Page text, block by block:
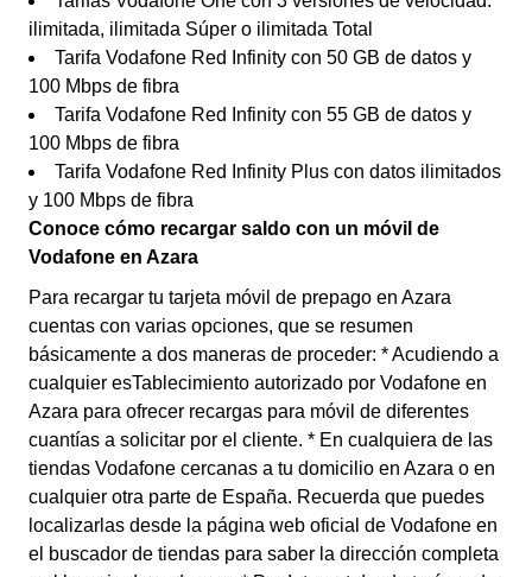
ilimitada, ilimitada Súper o ilimitada Total
Tarifa Vodafone Red Infinity con 50 GB de datos y
100 Mbps de fibra
Tarifa Vodafone Red Infinity con 55 GB de datos y
100 Mbps de fibra
Tarifa Vodafone Red Infinity Plus con datos ilimitados
y 100 Mbps de fibra
Conoce cómo recargar saldo con un móvil de
Vodafone en Azara
Para recargar tu tarjeta móvil de prepago en Azara
cuentas con varias opciones, que se resumen
básicamente a dos maneras de proceder: * Acudiendo a
cualquier esTablecimiento autorizado por Vodafone en
Azara para ofrecer recargas para móvil de diferentes
cuantías a solicitar por el cliente. * En cualquiera de las
tiendas Vodafone cercanas a tu domicilio en Azara o en
cualquier otra parte de España. Recuerda que puedes
localizarlas desde la página web oficial de Vodafone en
el buscador de tiendas para saber la dirección completa